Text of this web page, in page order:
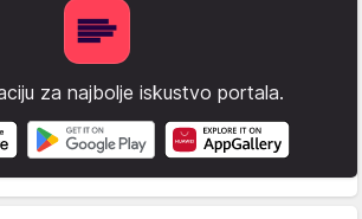
za najbolje iskustvo portala.